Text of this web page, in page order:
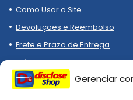
Gerenciar
Como Usar o Site
Devoluções e Reembolso
Frete e Prazo de Entrega
Métodos de Pagamento